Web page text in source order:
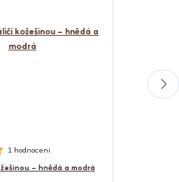
1 hodnocení
– hnědá a modrá